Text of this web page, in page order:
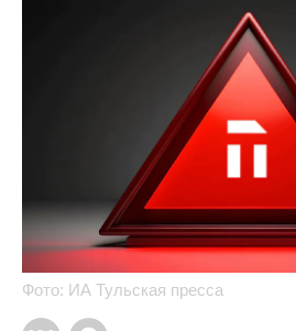
Фото: ИА Тульская пресса